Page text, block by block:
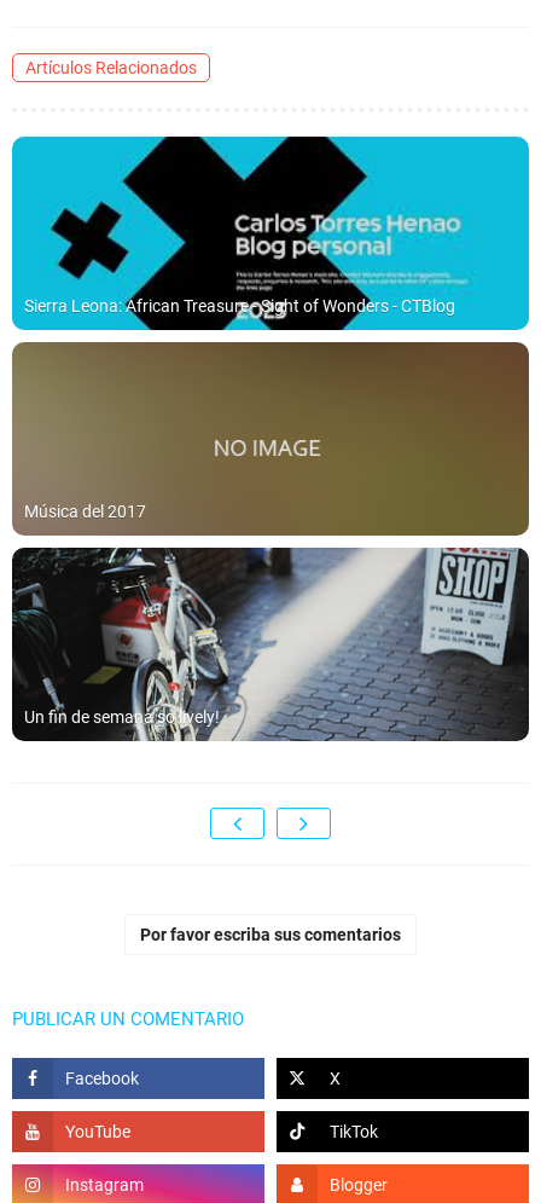
Artículos Relacionados
Sierra Leona: African Treasure - Sight of Wonders - CTBlog
Música del 2017
Un fin de semana so lively!
Por favor escriba sus comentarios
PUBLICAR UN COMENTARIO